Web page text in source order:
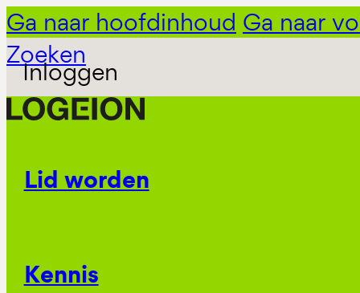
Ga naar hoofdinhoud Ga naar
Zoeken
Inloggen
Lid worden
Kennis